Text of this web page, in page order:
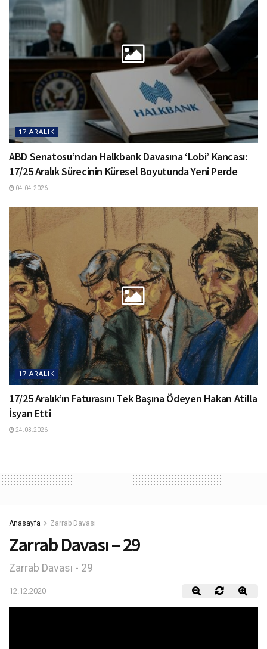
17 ARALIK
ABD Senatosu’ndan Halkbank Davasına ‘Lobi’ Kancası:
17/25 Aralık Sürecinin Küresel Boyutunda Yeni Perde
04.04.2026
17 ARALIK
17/25 Aralık’ın Faturasını Tek Başına Ödeyen Hakan Atilla
İsyan Etti
24.03.2026
Anasayfa Zarrab Davası
Zarrab Davası – 29
Zarrab Davası - 29
12.12.2020